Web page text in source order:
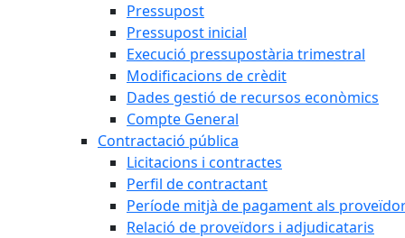
Pressupost
Pressupost inicial
Execució pressupostària trimestral
Modificacions de crèdit
Dades gestió de recursos econòmics
Compte General
Contractació pública
Licitacions i contractes
Perfil de contractant
Període mitjà de pagament als
Relació de proveïdors i adjudicataris